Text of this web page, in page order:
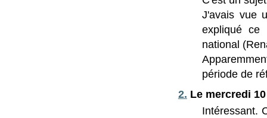
J'avais vue
expliqué ce
national
période de
2. Le mercredi
Intéressant.